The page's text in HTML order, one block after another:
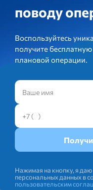
поводу
Воспользуйтесь
получите
плановой операции.
Нажимая на кнопку, я
персональных данных в
пользовательским